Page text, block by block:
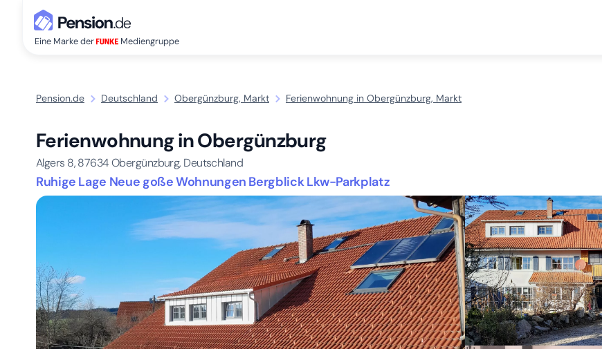
Eine Marke der Mediengruppe
Pension.de Deutschland Obergünzburg, Markt Ferienwohnung in Obergünzburg, Markt
Ferienwohnung in Obergünzburg
Algers 8,87634Obergünzburg, Deutschland
Ruhige Lage Neue goße Wohnungen Bergblick Lkw-Parkplatz